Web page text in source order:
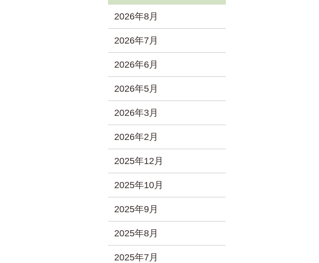
2026年8月
2026年7月
2026年6月
2026年5月
2026年3月
2026年2月
2025年12月
2025年10月
2025年9月
2025年8月
2025年7月